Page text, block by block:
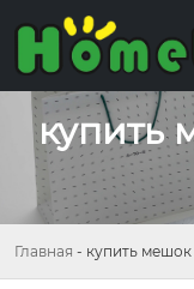
купить
Главная - купить